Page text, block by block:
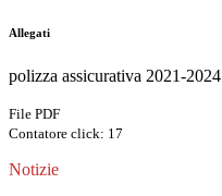
Allegati
polizza assicurativa 2021-
File PDF
Contatore click: 17
Notizie